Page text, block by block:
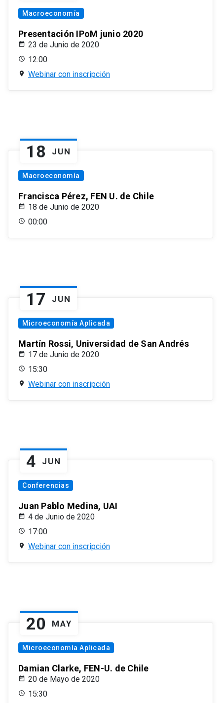
Macroeconomía
Presentación IPoM junio 2020
23 de Junio de 2020
12:00
Webinar con inscripción
18 JUN
Macroeconomía
Francisca Pérez, FEN U. de Chile
18 de Junio de 2020
00:00
17 JUN
Microeconomía Aplicada
Martín Rossi, Universidad de San Andrés
17 de Junio de 2020
15:30
Webinar con inscripción
4 JUN
Conferencias
Juan Pablo Medina, UAI
4 de Junio de 2020
17:00
Webinar con inscripción
20 MAY
Microeconomía Aplicada
Damian Clarke, FEN-U. de Chile
20 de Mayo de 2020
15:30